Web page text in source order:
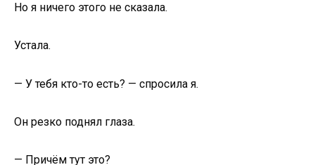
Но я ничего этого не сказала.
Устала.
— У тебя кто-то есть? — спросила я.
Он резко поднял глаза.
— Причём тут это?